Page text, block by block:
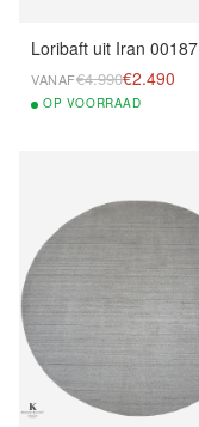
Loribaft uit Iran 00187
VANAF€4.990€2.490
OP VOORRAAD